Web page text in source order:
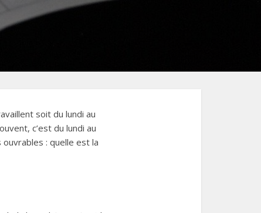
soit du lundi au
c’est du lundi au
: quelle est la